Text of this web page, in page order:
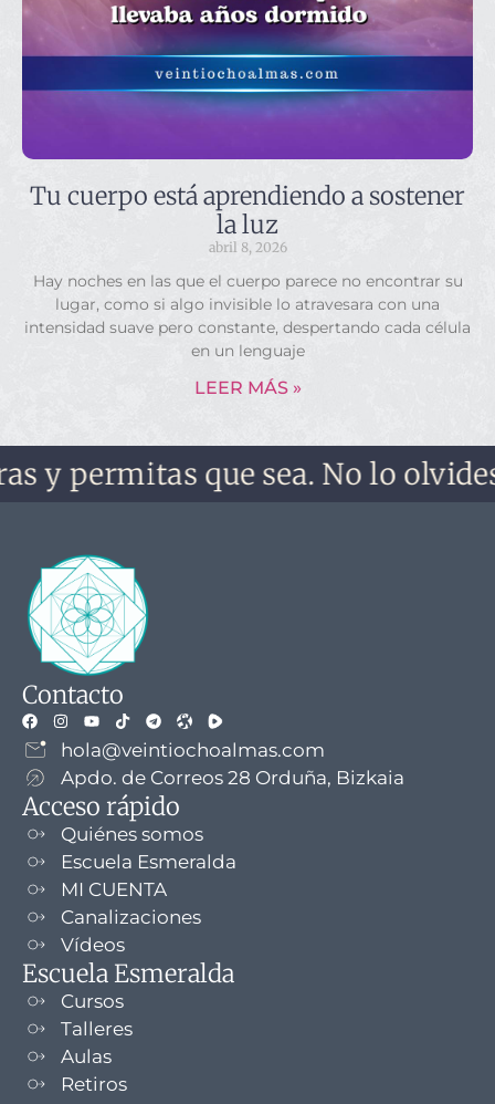
Tu cuerpo está aprendiendo a sostener
la luz
abril 8, 2026
Hay noches en las que el cuerpo parece no encontrar su
lugar, como si algo invisible lo atravesara con una
intensidad suave pero constante, despertando cada célula
en un lenguaje
LEER MÁS »
que sea. No lo olvides, no
Contacto
hola@veintiochoalmas.com
Apdo. de Correos 28 Orduña, Bizkaia
Acceso rápido
Quiénes somos
Escuela Esmeralda
MI CUENTA
Canalizaciones
Vídeos
Escuela Esmeralda
Cursos
Talleres
Aulas
Retiros